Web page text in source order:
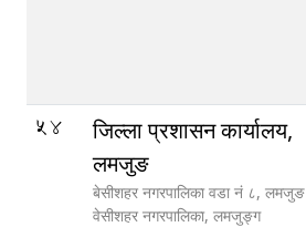
54
जिल्ला प्रशासन कार्यालय,
लमजुङ
बेसीशहर नगरपालिका वडा नं ८, लमजुङ
वेसीशहर नगरपालिका, लमजुङ्ग